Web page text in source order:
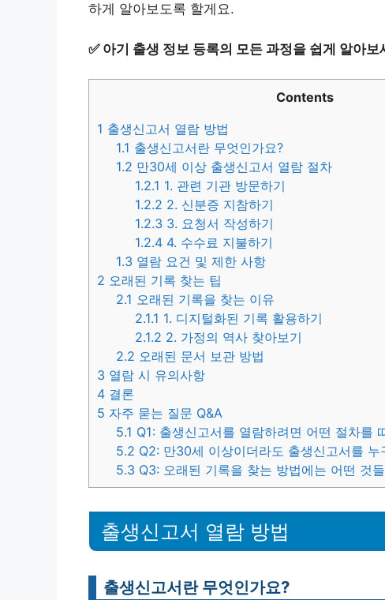
하게 알아보도록 할게요.
✅ 아기 출생 정보 등록의 모든 과정을 쉽게 알아보
Contents
1 출생신고서 열람 방법
1.1 출생신고서란 무엇인가요?
1.2 만30세 이상 출생신고서 열람 절차
1.2.1 1. 관련 기관 방문하기
1.2.2 2. 신분증 지참하기
1.2.3 3. 요청서 작성하기
1.2.4 4. 수수료 지불하기
1.3 열람 요건 및 제한 사항
2 오래된 기록 찾는 팁
2.1 오래된 기록을 찾는 이유
2.1.1 1. 디지털화된 기록 활용하기
2.1.2 2. 가정의 역사 찾아보기
2.2 오래된 문서 보관 방법
3 열람 시 유의사항
4 결론
5 자주 묻는 질문 Q&A
5.1 Q1: 출생신고서를 열람하려면 어떤 절차를
5.2 Q2: 만30세 이상이더라도 출생신고서를
5.3 Q3: 오래된 기록을 찾는 방법에는 어떤 것
출생신고서 열람 방법
출생신고서란 무엇인가요?